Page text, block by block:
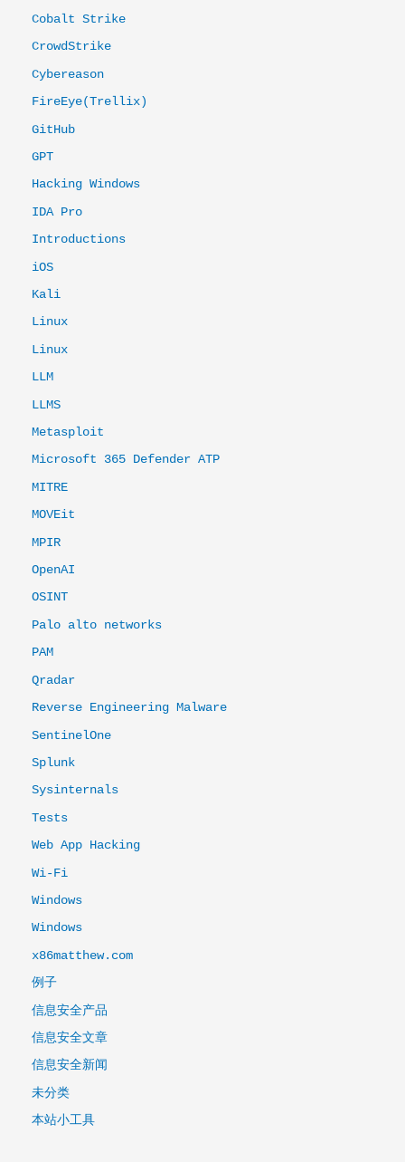
Cobalt Strike
CrowdStrike
Cybereason
FireEye(Trellix)
GitHub
GPT
Hacking Windows
IDA Pro
Introductions
iOS
Kali
Linux
Linux
LLM
LLMS
Metasploit
Microsoft 365 Defender ATP
MITRE
MOVEit
MPIR
OpenAI
OSINT
Palo alto networks
PAM
Qradar
Reverse Engineering Malware
SentinelOne
Splunk
Sysinternals
Tests
Web App Hacking
Wi-Fi
Windows
Windows
x86matthew.com
例子
信息安全产品
信息安全文章
信息安全新闻
未分类
本站小工具